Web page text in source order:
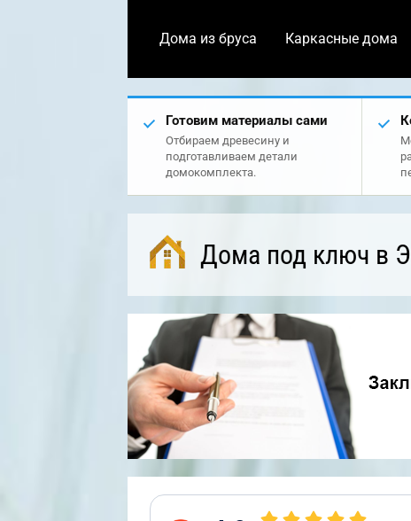
Дома из бруса Каркасные дома
Готовим материалы сами
Отбираем древесину и
подготавливаем детали
домокомплекта.
Дома под ключ в